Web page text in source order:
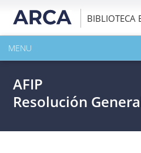
BIBLIOTECA
MENU
EXPANDIR TODO EL CONTENIDO
AFIP
Resolución